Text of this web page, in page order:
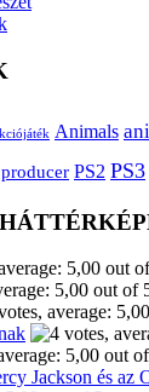
Animals
producer PS2 PS3
Jackson és az